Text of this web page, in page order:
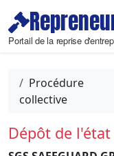
Portail de la reprise
Procédure
collective
Dépôt de l'état